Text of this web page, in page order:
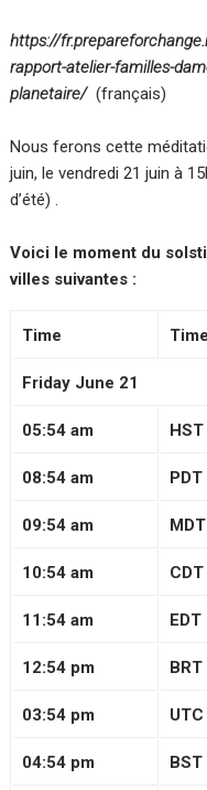
https://
rapport-atelier-familles-
planetaire/(français)
Nous ferons cette
juin, le vendredi 21 juin à
d’été) .
Voici le moment du
villes suivantes :
Time
Friday June 21
05:54 am HST
08:54 am PDT
09:54 am MDT
10:54 am CDT
11:54 am EDT
12:54 pm BRT
03:54 pm UTC
04:54 pm BST